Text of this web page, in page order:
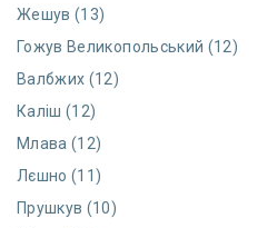
Жешув (13)
Гожув Великопольський (12)
Валбжих (12)
Каліш (12)
Млава (12)
Лєшно (11)
Прушкув (10)